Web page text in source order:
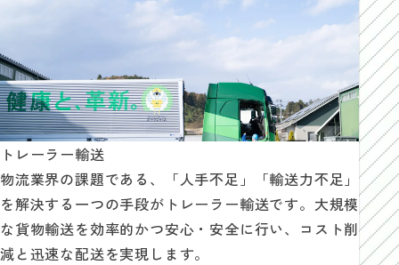
トレーラー輸送
物流業界の課題である、「人手不足」「輸送力不足」
を解決する一つの手段がトレーラー輸送です。大規模
な貨物輸送を効率的かつ安心・安全に行い、コスト削
減と迅速な配送を実現します。